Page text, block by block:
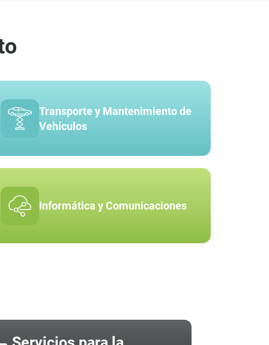
Transporte y Mantenimiento de
Vehículos
Informática y Comunicaciones